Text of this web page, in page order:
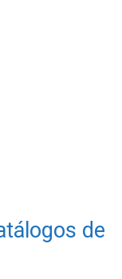
de